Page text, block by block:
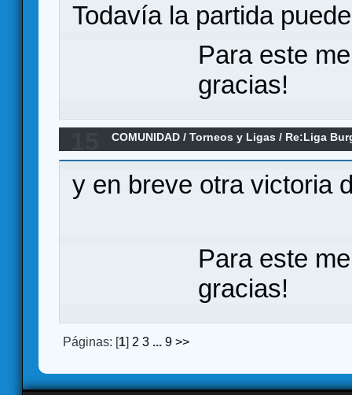
Todavía la partida
Para este
gracias!
COMUNIDAD /Torneos y Ligas / Re:Liga
y en breve otra victoria
Para este
gracias!
Páginas: [1] 2 3 ... 9 >>